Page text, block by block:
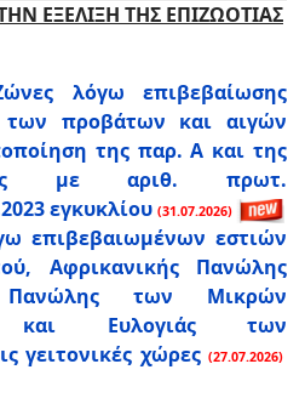
ΕΞΕΛΙΞΗ ΤΗΣ ΕΠΙΖΩΟΤΙΑΣ
λόγω επιβεβαίωσης
των προβάτων και αιγών
της παρ. Α και της
με αριθ. πρωτ.
εγκυκλίου (31.07.2026)
επιβεβαιωμένων εστιών
Αφρικανικής Πανώλης
των Μικρών
και Ευλογιάς των
γειτονικές χώρες (27.07.2026)